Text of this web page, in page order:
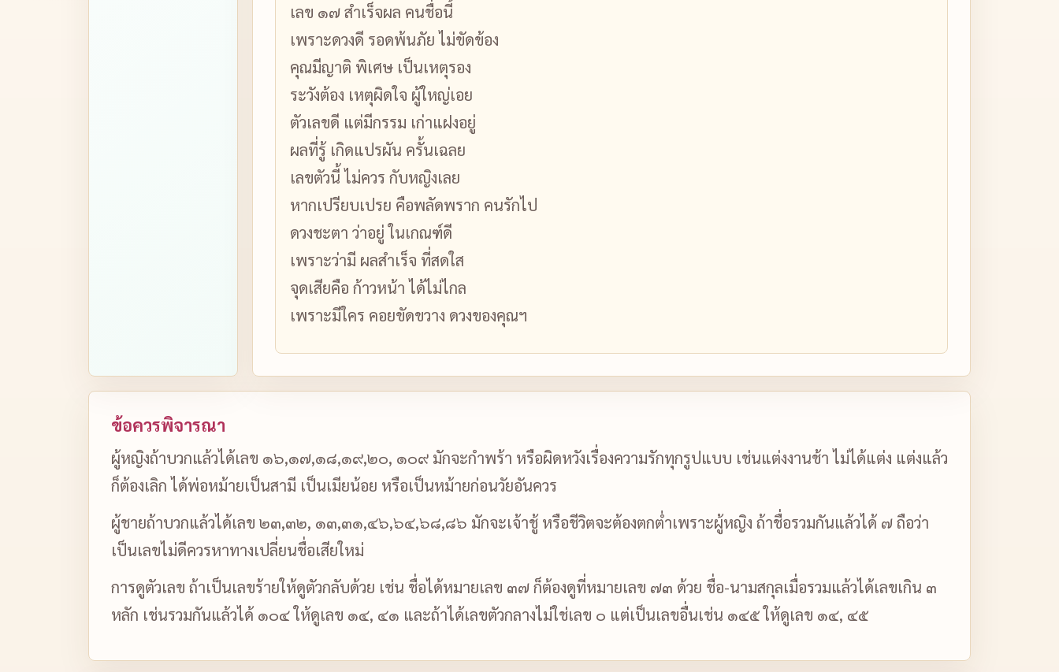
เลข ๑๗ สำเร็จผล คนชื่อนี้
เพราะดวงดี รอดพ้นภัย ไม่ขัดข้อง
คุณมีญาติ พิเศษ เป็นเหตุรอง
ระวังต้อง เหตุผิดใจ ผู้ใหญ่เอย
ตัวเลขดี แต่มีกรรม เก่าแฝงอยู่
ผลที่รู้ เกิดแปรผัน ครั้นเฉลย
เลขตัวนี้ ไม่ควร กับหญิงเลย
หากเปรียบเปรย คือพลัดพราก คนรักไป
ดวงชะตา ว่าอยู่ ในเกณฑ์ดี
เพราะว่ามี ผลสำเร็จ ที่สดใส
จุดเสียคือ ก้าวหน้า ได้ไม่ไกล
เพราะมีใคร คอยขัดขวาง ดวงของคุณฯ
ข้อควรพิจารณา
ผู้หญิงถ้าบวกแล้วได้เลข ๑๖,๑๗,๑๘,๑๙,๒๐, ๑๐๙ มักจะกำพร้า หรือผิดหวังเรื่องความรักทุกรูปแบบ เช่นแต่งงานช้า ไม่ได้แต่ง แต่งแล้ว
ก็ต้องเลิก ได้พ่อหม้ายเป็นสามี เป็นเมียน้อย หรือเป็นหม้ายก่อนวัยอันควร
ผู้ชายถ้าบวกแล้วได้เลข ๒๓,๓๒, ๑๓,๓๑,๔๖,๖๔,๖๘,๘๖ มักจะเจ้าชู้ หรือชีวิตจะต้องตกต่ำเพราะผู้หญิง ถ้าชื่อรวมกันแล้วได้ ๗ ถือว่า
เป็นเลขไม่ดีควรหาทางเปลี่ยนชื่อเสียใหม่
การดูตัวเลข ถ้าเป็นเลขร้ายให้ดูตัวกลับด้วย เช่น ชื่อได้หมายเลข ๓๗ ก็ต้องดูที่หมายเลข ๗๓ ด้วย ชื่อ-นามสกุลเมื่อรวมแล้วได้เลขเกิน ๓
หลัก เช่นรวมกันแล้วได้ ๑๐๔ ให้ดูเลข ๑๔, ๔๑ และถ้าได้เลขตัวกลางไม่ใช่เลข ๐ แต่เป็นเลขอื่นเช่น ๑๔๕ ให้ดูเลข ๑๔, ๔๕